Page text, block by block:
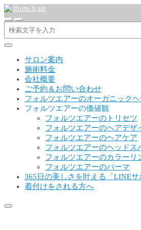
サロン案内
施術料金
会社概要
ご予約＆お問い合わせ
フォルツエアーのオーガニックヘ
フォルツエアーの価値観
フォルツエアーのトリセツ
フォルツエアーのヘアデザ
フォルツエアーのヘアケア
フォルツエアーのヘッドス
フォルツエアーのカラーリ
フォルツエアーのパーマ
365日の美しさを叶える「LINEサ
着付けをされる方へ